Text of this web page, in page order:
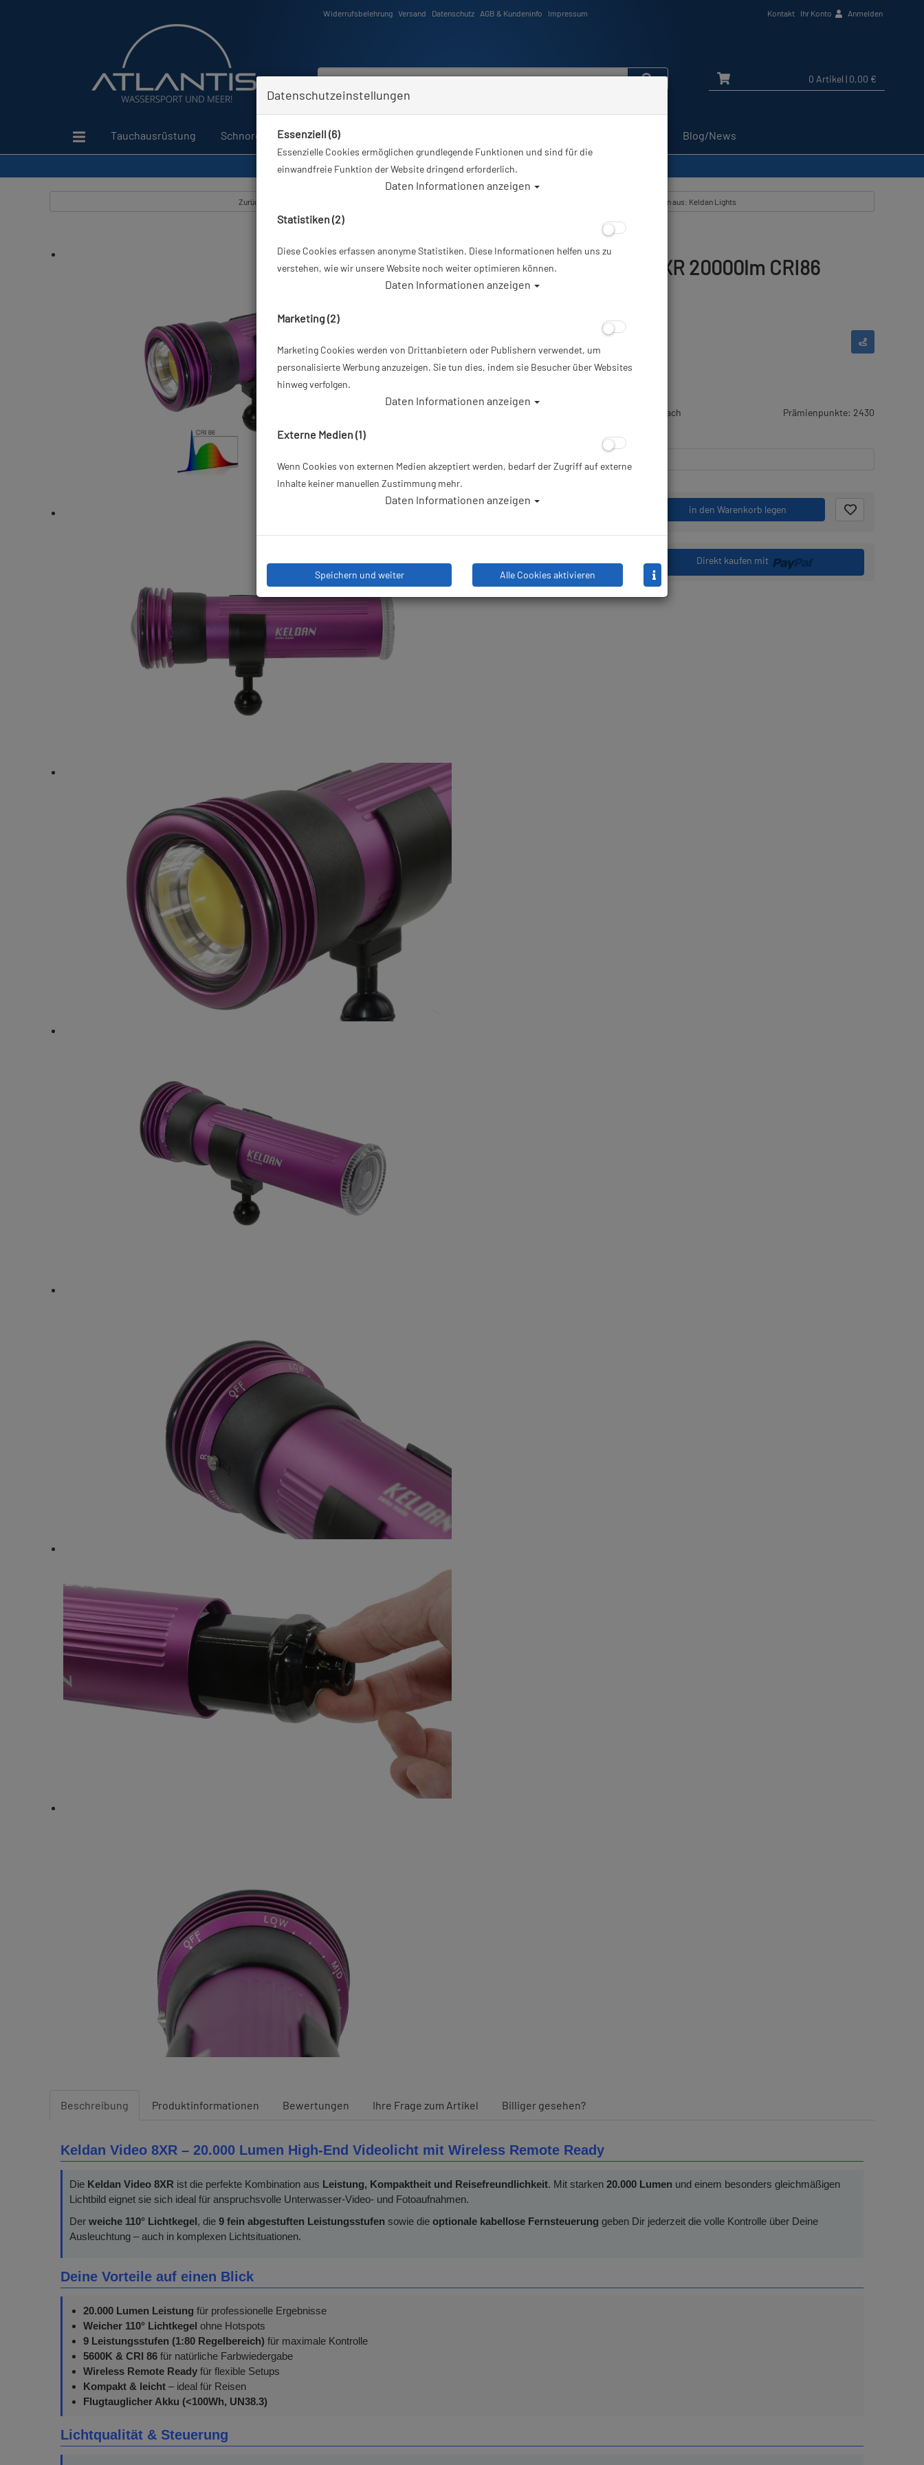
Widerrufsbelehrung Versand Datenschutz AGB & Kundeninfo Impressum Kontakt Ihr Konto Anmelden
0 Artikel | 0,00 €
Tauchausrüstung Schnorcheln Schwimmen Blog/News
Sie sind hier Tauchausrüstung Keldan Light - Video 8XR 20000lm CRI86
Zurück Alle Artikel zeigen aus: Keldan Lights
Keldan Light - Video 8XR 20000lm CRI86
Artikelnr.: KL-1725
2.430,00 €*
Lieferbar in 1-2 Wochen, der Artikel wird nach
Prämienpunkte: 2430
in den Warenkorb legen
Direkt kaufen mit
Beschreibung Produktinformationen Bewertungen Ihre Frage zum Artikel Billiger gesehen?
Keldan Video 8XR – 20.000 Lumen High-End Videolicht mit Wireless Remote Ready
Die Keldan Video 8XR ist die perfekte Kombination aus Leistung, Kompaktheit und Reisefreundlichkeit. Mit starken 20.000 Lumen und einem besonders gleichmäßigen
Lichtbild eignet sie sich ideal für anspruchsvolle Unterwasser-Video- und Fotoaufnahmen.
Der weiche 110° Lichtkegel, die 9 fein abgestuften Leistungsstufen sowie die optionale kabellose Fernsteuerung geben Dir jederzeit die volle Kontrolle über Deine
Ausleuchtung – auch in komplexen Lichtsituationen.
Deine Vorteile auf einen Blick
20.000 Lumen Leistung für professionelle Ergebnisse
Weicher 110° Lichtkegel ohne Hotspots
9 Leistungsstufen (1:80 Regelbereich) für maximale Kontrolle
5600K & CRI 86 für natürliche Farbwiedergabe
Wireless Remote Ready für flexible Setups
Kompakt & leicht – ideal für Reisen
Flugtauglicher Akku (<100Wh, UN38.3)
Lichtqualität & Steuerung
Datenschutzeinstellungen
Essenziell (6)
Essenzielle Cookies ermöglichen grundlegende Funktionen und sind für die
einwandfreie Funktion der Website dringend erforderlich.
Daten Informationen anzeigen
Statistiken (2)
Diese Cookies erfassen anonyme Statistiken. Diese Informationen helfen uns zu
verstehen, wie wir unsere Website noch weiter optimieren können.
Daten Informationen anzeigen
Marketing (2)
Marketing Cookies werden von Drittanbietern oder Publishern verwendet, um
personalisierte Werbung anzuzeigen. Sie tun dies, indem sie Besucher über Websites
hinweg verfolgen.
Daten Informationen anzeigen
Externe Medien (1)
Wenn Cookies von externen Medien akzeptiert werden, bedarf der Zugriff auf externe
Inhalte keiner manuellen Zustimmung mehr.
Daten Informationen anzeigen
Speichern und weiter Alle Cookies aktivieren